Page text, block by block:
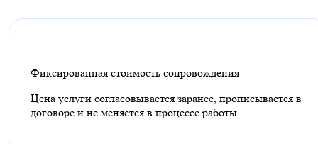
Фиксированная стоимость cопровождения
Цена услуги согласовывается заранее, прописывается в
договоре и не меняется в процессе работы